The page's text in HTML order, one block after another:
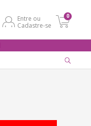
Entre ou
Cadastre-se
0